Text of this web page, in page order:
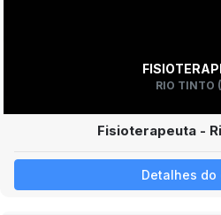
RIO TINTO
Fisioterapeuta -
Detalhes do